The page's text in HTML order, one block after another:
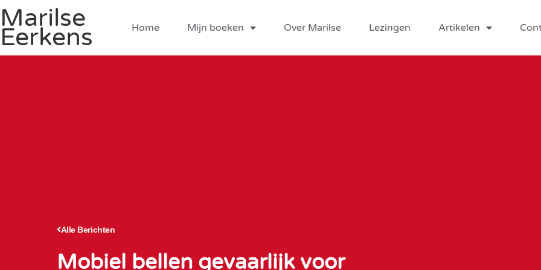
Marilse
Eerkens Home Mijn boeken Over Marilse Lezingen Artikelen
Alle Berichten
Mobiel bellen gevaarlijk voor